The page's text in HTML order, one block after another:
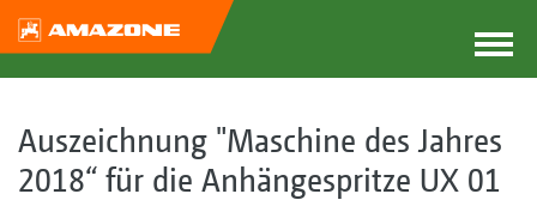
Auszeichnung "Maschine des Jahres
2018“ für die Anhängespritze UX 01